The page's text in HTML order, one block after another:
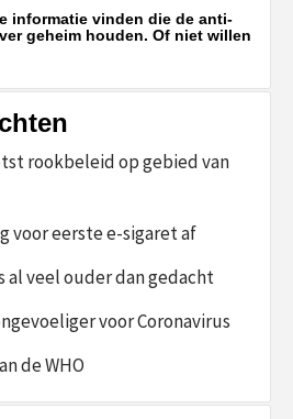
informatie vinden die de anti-
geheim houden. Of niet willen
rookbeleid op gebied van
voor eerste e-sigaret af
al veel ouder dan gedacht
voor Coronavirus
de WHO